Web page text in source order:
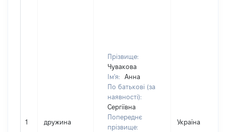
1 дружина
Прізвище:
Чувакова
Ім'я:
Анна
По батькові (за
наявності):
Сергіївна
Попереднє
прізвище:
Україна